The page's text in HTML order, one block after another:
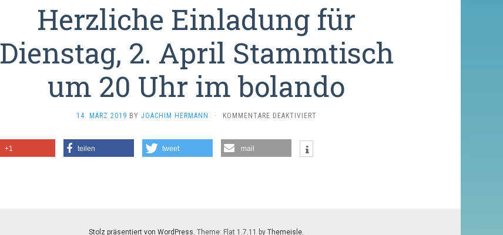
Herzliche Einladung für
Dienstag, 2. April Stammtisch
um 20 Uhr im bolando
14. MÄRZ 2019 BY JOACHIM HERMANN · KOMMENTARE DEAKTIVIERT
+1 teilen tweet mail
Stolz präsentiert von WordPress. Theme: Flat 1.7.11 by Themeisle.